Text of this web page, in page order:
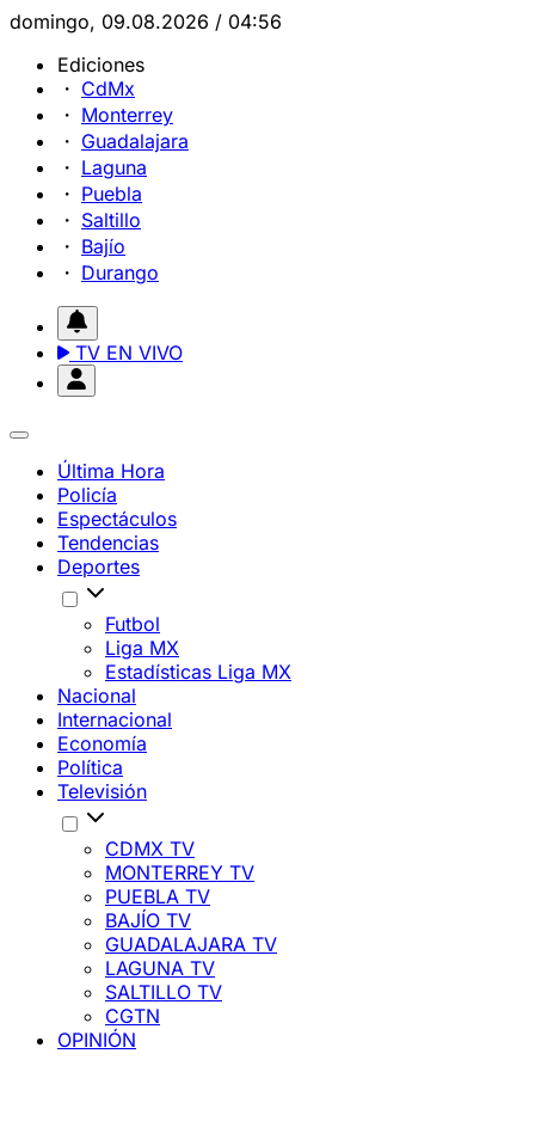
domingo, 09.08.2026 / 04:56
Ediciones
CdMx
Monterrey
Guadalajara
Laguna
Puebla
Saltillo
Bajío
Durango
TV EN VIVO
Última Hora
Policía
Espectáculos
Tendencias
Deportes
Futbol
Liga MX
Estadísticas Liga MX
Nacional
Internacional
Economía
Política
Televisión
CDMX TV
MONTERREY TV
PUEBLA TV
BAJÍO TV
GUADALAJARA TV
LAGUNA TV
SALTILLO TV
CGTN
OPINIÓN